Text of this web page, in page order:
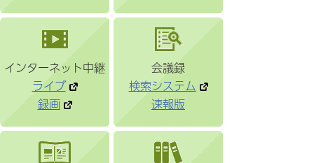
インターネット中継
ライブ
録画
会議録
検索システム
速報版